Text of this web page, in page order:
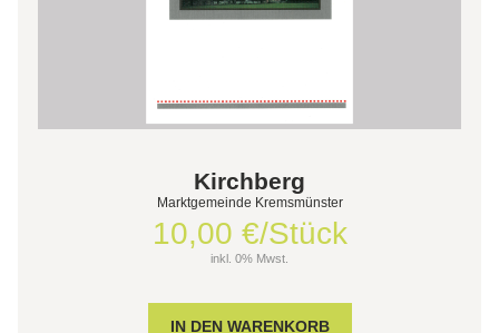
Kirchberg
Marktgemeinde Kremsmünster
10,00 €/Stück
inkl. 0% Mwst.